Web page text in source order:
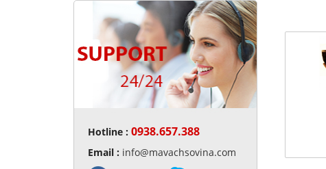
Hotline : 0938.657.388
Email : info@mavachsovina.com
RFID hoạt động như thế
Detail »